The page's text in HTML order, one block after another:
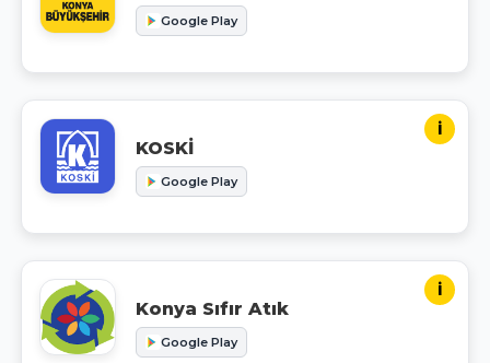
Google Play
i
KOSKİ
Google Play
i
Konya Sıfır Atık
Google Play